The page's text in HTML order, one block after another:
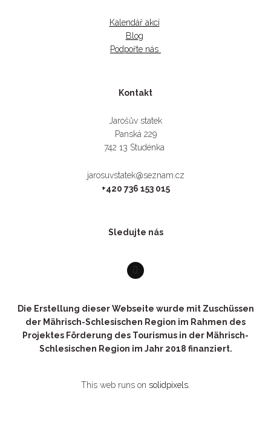
Kalendář akcí
Blog
Podpořte nás
Kontakt
Jarošův statek
Panská 229
742 13 Studénka
jarosuvstatek@seznam.cz
+420 736 153 015
Sledujte nás
Die Erstellung dieser Webseite wurde mit Zuschüssen
der Mährisch-Schlesischen Region im Rahmen des
Projektes Förderung des Tourismus in der Mährisch-
Schlesischen Region im Jahr 2018 finanziert.
This web runs on solidpixels.